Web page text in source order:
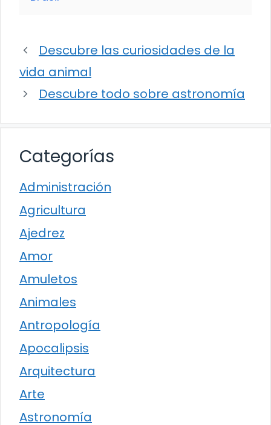
Descubre las curiosidades de la
vida animal
Descubre todo sobre astronomía
Categorías
Administración
Agricultura
Ajedrez
Amor
Amuletos
Animales
Antropología
Apocalipsis
Arquitectura
Arte
Astronomía